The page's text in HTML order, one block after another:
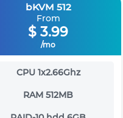
bKVM 512
From
$ 3.99
/mo
CPU 1x2.66Ghz
RAM 512MB